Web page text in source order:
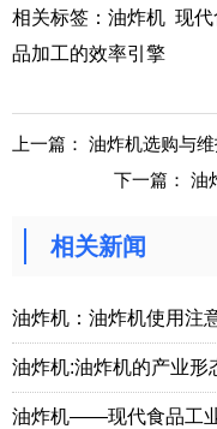
相关标签： 油炸机 现
品加工的效率引擎
上一篇： 油炸机选购与
下一篇：油
相关新闻
油炸机：油炸机使用注
油炸机:油炸机的产业形
油炸机——现代食品工业